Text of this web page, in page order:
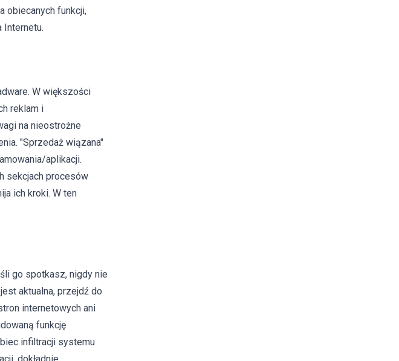
obiecanych funkcji,
W większości
reklam i
na nieostrożne
"Sprzedaż wiązana"
aplikacji.
sekcjach procesów
ich kroki. W ten
go spotkasz, nigdy nie
aktualna, przejdź do
internetowych ani
funkcję
infiltracji systemu